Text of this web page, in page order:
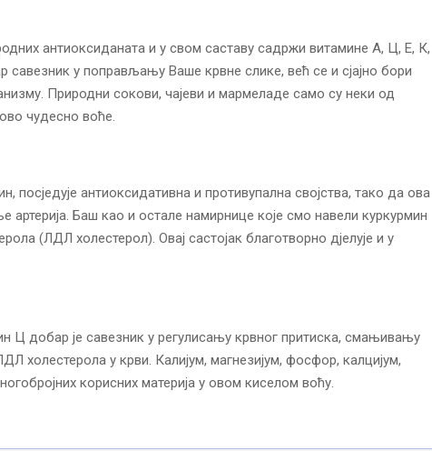
антиоксиданата и у свом саставу садржи витамине А, Ц, Е, К,
савезник у поправљању Ваше крвне слике, већ се и сјајно бори
Природни сокови, чајеви и мармеладе само су неки од
чудесно воће.
посједује антиоксидативна и противупална својства, тако да ова
Баш као и остале намирнице које смо навели куркурмин
(ЛДЛ холестерол). Овај састојак благотворно дјелује и у
Ц добар је савезник у регулисању крвног притиска, смањивању
холестерола у крви. Калијум, магнезијум, фосфор, калцијум,
корисних материја у овом киселом воћу.